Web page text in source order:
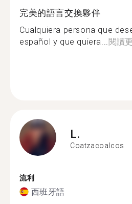
完美的語言交換夥伴
Cualquiera persona que
español y que quiera...閱讀
L.
Coatzacoalcos
流利
西班牙語